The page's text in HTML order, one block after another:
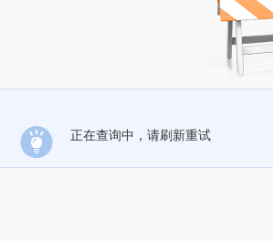
正在查询中，请刷新重试